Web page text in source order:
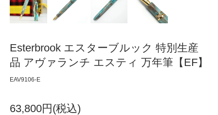
Esterbrook エスターブルック 特別生産
品 アヴァランチ エスティ 万年筆【EF】
EAV9106-E
63,800円(税込)